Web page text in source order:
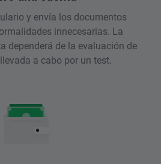
y envía los documentos
innecesarias. La
dependerá de la evaluación de
a cabo por un test.